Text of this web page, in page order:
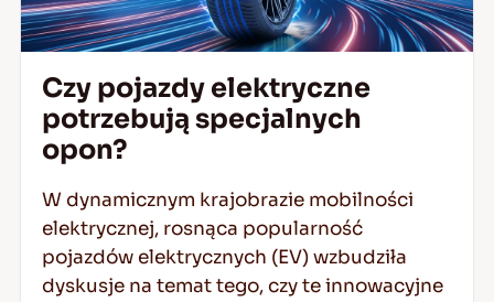
Czy pojazdy elektryczne
potrzebują specjalnych
opon?
W dynamicznym krajobrazie mobilności
elektrycznej, rosnąca popularność
pojazdów elektrycznych (EV) wzbudziła
dyskusje na temat tego, czy te innowacyjne